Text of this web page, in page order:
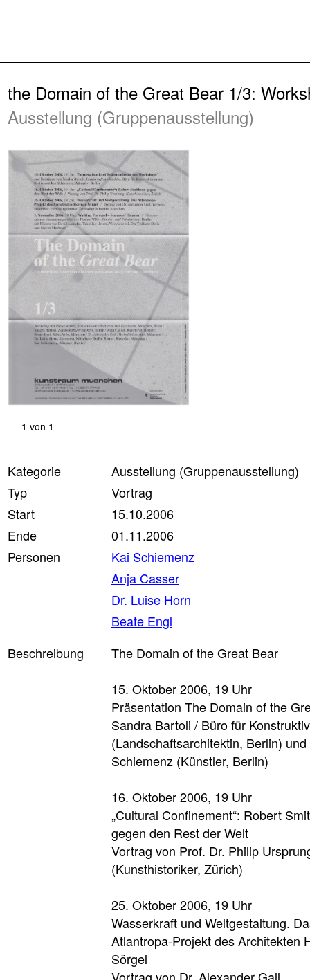
the Domain of the Great Bear 1/3:
Ausstellung (Gruppenausstellung)
1 von 1
Kategorie
Ausstellung (Gruppenausstellung)
Typ
Vortrag
Start
15.10.2006
Ende
01.11.2006
Personen
Kai Schiemenz
Anja Casser
Dr. Luise Horn
Beate Engl
Beschreibung
The Domain of the Great Bear
15. Oktober 2006, 19 Uhr
Präsentation The Domain of the
Sandra Bartoli / Büro für
(Landschaftsarchitektin, Berlin)
Schiemenz (Künstler, Berlin)
16. Oktober 2006, 19 Uhr
„Cultural Confinement“: Robert
gegen den Rest der Welt
Vortrag von Prof. Dr. Philip
(Kunsthistoriker, Zürich)
25. Oktober 2006, 19 Uhr
Wasserkraft und Weltgestaltung.
Atlantropa-Projekt des Architekten
Sörgel